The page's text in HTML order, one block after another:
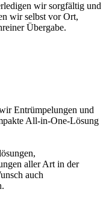
wir sorgfältig und
wir selbst vor Ort,
Übergabe.
Entrümpelungen und
All-in-One-Lösung
aller Art in der
auch